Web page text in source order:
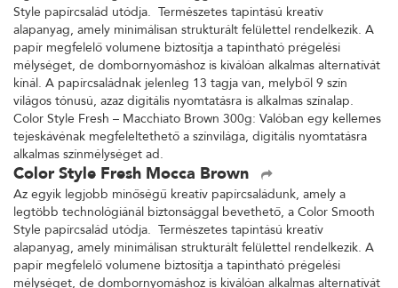
Style papírcsalád utódja. Természetes tapintású kreatív
alapanyag, amely minimálisan strukturált felülettel rendelkezik. A
papír megfelelő volumene biztosítja a tapintható prégelési
mélységet, de dombornyomáshoz is kiválóan alkalmas alternatívát
kínál. A papírcsaládnak jelenleg 13 tagja van, melyből 9 szín
világos tónusú, azaz digitális nyomtatásra is alkalmas színalap.
Color Style Fresh – Macchiato Brown 300g: Valóban egy kellemes
tejeskávénak megfeleltethető a színvilága, digitális nyomtatásra
alkalmas színmélységet ad.
Color Style Fresh Mocca Brown
Az egyik legjobb minőségű kreatív papírcsaládunk, amely a
legtöbb technológiánál biztonsággal bevethető, a Color Smooth
Style papírcsalád utódja. Természetes tapintású kreatív
alapanyag, amely minimálisan strukturált felülettel rendelkezik. A
papír megfelelő volumene biztosítja a tapintható prégelési
mélységet, de dombornyomáshoz is kiválóan alkalmas alternatívát